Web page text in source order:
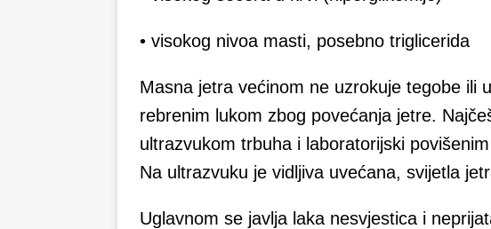
• visokog nivoa masti, posebno triglicerida
Masna jetra većinom ne uzrokuje tegobe ili
rebrenim lukom zbog povećanja jetre.
ultrazvukom trbuha i laboratorijski
Na ultrazvuku je vidljiva uvećana, svijetla
Uglavnom se javlja laka nesvjestica i